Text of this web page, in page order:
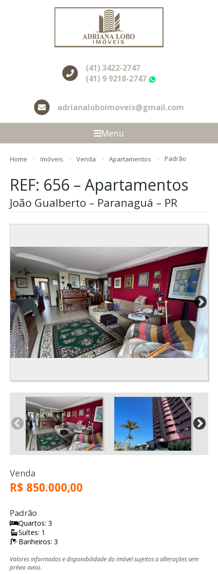
(41) 3422-2747
(41) 9 9218-2747
adrianaloboimoveis@gmail.com
Menu
Home Imóveis Venda Apartamentos Padrão
REF: 656 – Apartamentos
João Gualberto – Paranaguá – PR
Venda
R$ 850.000,00
Padrão
Quartos: 3
Suítes: 1
Banheiros: 3
Valores informados e disponibilidade do imóvel sujeitos a alterações sem
prévio aviso.